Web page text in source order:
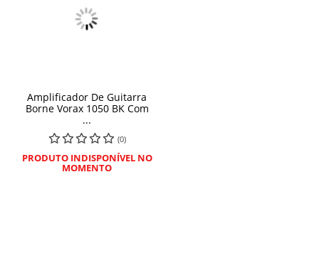
Amplificador De Guitarra
Borne Vorax 1050 BK Com
...
(0)
PRODUTO INDISPONÍVEL NO
MOMENTO